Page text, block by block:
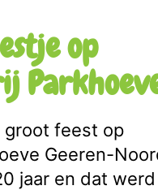
op
groot feest op
Geeren-
jaar en dat werd